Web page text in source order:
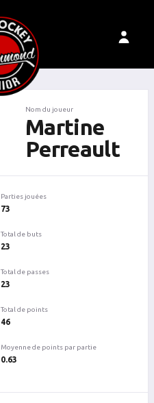
Nom du joueur
Martine
Perreault
Parties jouées
73
Total de buts
23
Total de passes
23
Total de points
46
Moyenne de points par partie
0.63